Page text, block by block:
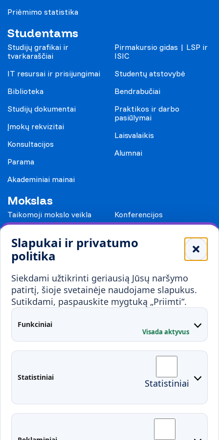
Slapukai ir privatumo
politika
Siekdami užtikrinti geriausią Jūsų naršymo
patirtį, šioje svetainėje naudojame slapukus.
Sutikdami, paspauskite mygtuką „Priimti“.
Funkciniai
Visada aktyvus
Statistiniai Statistiniai
Priėmimo statistika
Studentams
Studijų grafikai ir
tvarkaraščiai
IT resursai ir prisijungimai
Biblioteka
Studijų dokumentai
Įmokų rekvizitai
Konsultacijos
Parama
Akademiniai mainai
Pirmakursio gidas | LSP ir
ISIC
Studentų atstovybė
Bendrabučiai
Praktikos ir darbo
pasiūlymai
Laisvalaikis
Alumnai
Mokslas
Taikomoji mokslo veikla
Konferencijos
Mokykloms
Visuomenei ir verslui
Mokymai ir konsultavimas
Partnerystės
Karjera
Kontaktai
Administracija
Fakultetai
Studentų atstovybė
Moodle
EDINA